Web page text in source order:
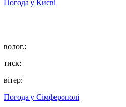
Погода у Києві
волог.:
тиск:
вітер:
Погода у Сімферополі